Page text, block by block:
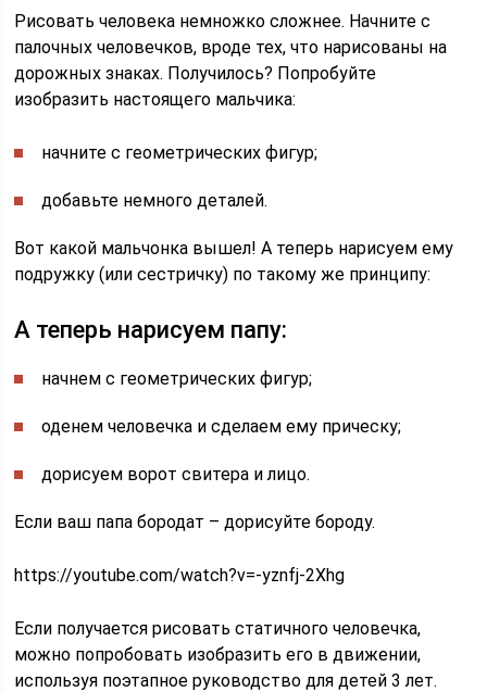
Рисовать человека немножко сложнее. Начните с
палочных человечков, вроде тех, что нарисованы на
дорожных знаках. Получилось? Попробуйте
изобразить настоящего мальчика:
начните с геометрических фигур;
добавьте немного деталей.
Вот какой мальчонка вышел! А теперь нарисуем ему
подружку (или сестричку) по такому же принципу:
А теперь нарисуем папу:
начнем с геометрических фигур;
оденем человечка и сделаем ему прическу;
дорисуем ворот свитера и лицо.
Если ваш папа бородат – дорисуйте бороду.
https://youtube.com/watch?v=-yznfj-2Xhg
Если получается рисовать статичного человечка,
можно попробовать изобразить его в движении,
используя поэтапное руководство для детей 3 лет.